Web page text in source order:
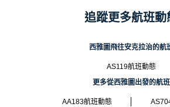
追蹤更多航班動
西雅圖飛往安克拉治的航
AS119航班動態
更多從西雅圖出發的航班
AA183航班動態